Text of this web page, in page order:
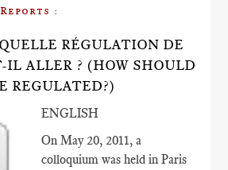
:
RÉGULATION DE
IL ALLER ? (HOW SHOULD
REGULATED?)
ENGLISH
On May 20, 2011, a
colloquium was held in Paris